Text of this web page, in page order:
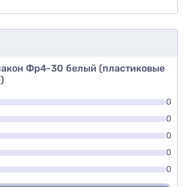
Фр4-30 белый (пластиковые
0
0
0
0
0